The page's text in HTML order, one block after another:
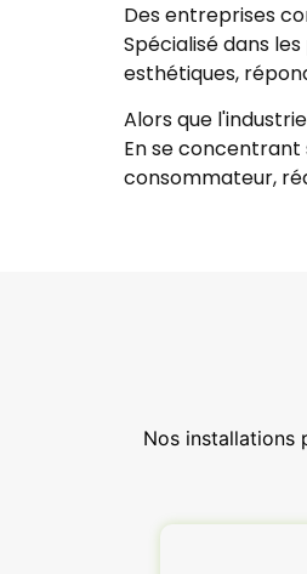
Des entreprises
Spécialisé dans
esthétiques,
Alors que
En se
consommateur,
Nos installations